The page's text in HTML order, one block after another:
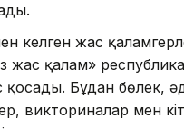
келген жас
жас қалам»
Бұдан бөлек,
викториналар мен